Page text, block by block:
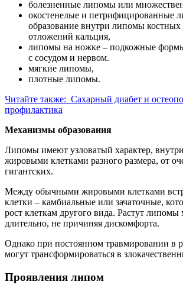
болезненные липомы или
окостенелые и петрифицированные
образование внутри липомы костных
отложений кальция,
липомы на ножке – подкожные
с сосудом и нервом.
мягкие липомы,
плотные липомы.
Читайте также: Сахарный диабет и
профилактика
Механизмы образования
Липомы имеют узловатый характер,
жировыми клетками разного размера, от
гигантских.
Между обычными жировыми клетками
клетки – камбиальные или зачаточные,
рост клеткам другого вида. Растут липомы
длительно, не причиняя дискомфорта.
Однако при постоянном травмировании в
могут трансформироваться в
Проявления липом